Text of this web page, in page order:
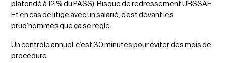
plafondé à 12 % du PASS). Risque de redressement URSSAF.
Et en cas de litige avec un salarié, c’est devant les
prud’hommes que ça se règle.
Un contrôle annuel, c’est 30 minutes pour éviter des mois de
procédure.